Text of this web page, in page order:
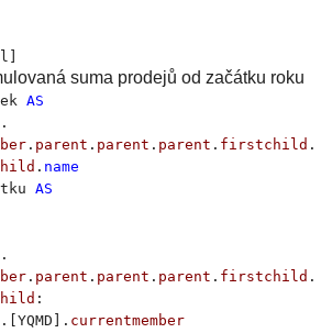
suma prodejů od začátku roku
AS
. parent . parent . parent . firstchild .
. name
AS
. parent . parent . parent . firstchild .
:
currentmember